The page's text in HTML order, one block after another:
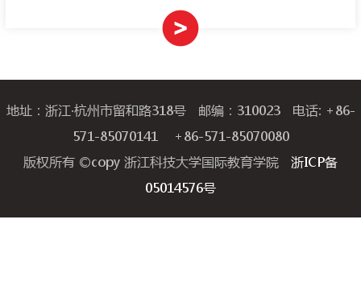
地址：浙江·杭州市留和路318号 邮编：310023 电话: +86-
571-85070141 +86-571-85070080
版权所有 ©copy 浙江科技大学国际教育学院 浙ICP备
05014576号